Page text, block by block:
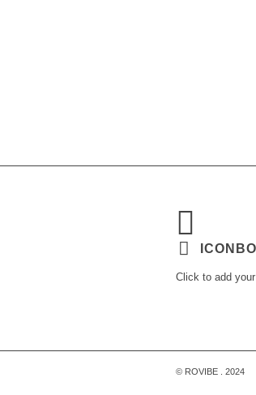
Click to add
© ROVIBE . 2024